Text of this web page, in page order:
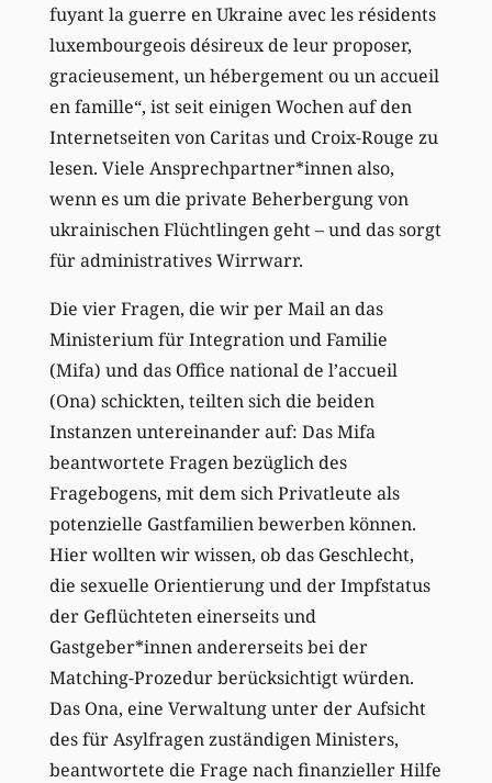
fuyant la guerre en Ukraine avec les résidents
luxembourgeois désireux de leur proposer,
gracieusement, un hébergement ou un accueil
en famille“, ist seit einigen Wochen auf den
Internetseiten von Caritas und Croix-Rouge zu
lesen. Viele Ansprechpartner*innen also,
wenn es um die private Beherbergung von
ukrainischen Flüchtlingen geht – und das sorgt
für administratives Wirrwarr.
Die vier Fragen, die wir per Mail an das
Ministerium für Integration und Familie
(Mifa) und das Office national de l’accueil
(Ona) schickten, teilten sich die beiden
Instanzen untereinander auf: Das Mifa
beantwortete Fragen bezüglich des
Fragebogens, mit dem sich Privatleute als
potenzielle Gastfamilien bewerben können.
Hier wollten wir wissen, ob das Geschlecht,
die sexuelle Orientierung und der Impfstatus
der Geflüchteten einerseits und
Gastgeber*innen andererseits bei der
Matching-Prozedur berücksichtigt würden.
Das Ona, eine Verwaltung unter der Aufsicht
des für Asylfragen zuständigen Ministers,
beantwortete die Frage nach finanzieller Hilfe